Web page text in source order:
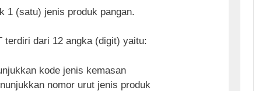
1 (satu) jenis produk pangan.
terdiri dari 12 angka (digit) yaitu:
kode jenis kemasan
nomor urut jenis produk